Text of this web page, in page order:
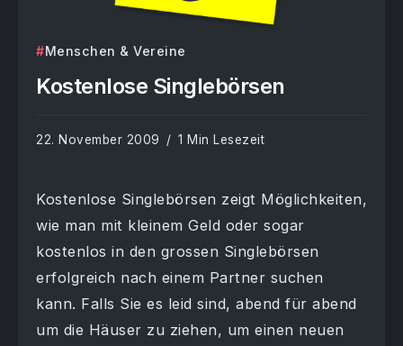
Menschen & Vereine
Kostenlose Singlebörsen
22. November 2009 1 Min Lesezeit
Kostenlose Singlebörsen zeigt Möglichkeiten,
wie man mit kleinem Geld oder sogar
kostenlos in den grossen Singlebörsen
erfolgreich nach einem Partner suchen
kann. Falls Sie es leid sind, abend für abend
um die Häuser zu ziehen, um einen neuen